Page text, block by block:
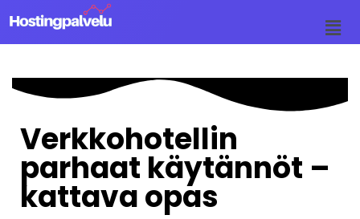
Siirry
sisältöön
Verkkohotellin
parhaat käytännöt –
kattava opas